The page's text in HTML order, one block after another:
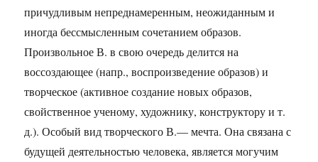
причудливым непреднамеренным, неожиданным и
иногда бессмысленным сочетанием образов.
Произвольное В. в свою очередь делится на
воссоздающее (напр., воспроизведение образов) и
творческое (активное создание новых образов,
свойственное ученому, художнику, конструктору и т.
д.). Особый вид творческого В.— мечта. Она связана с
будущей деятельностью человека, является могучим